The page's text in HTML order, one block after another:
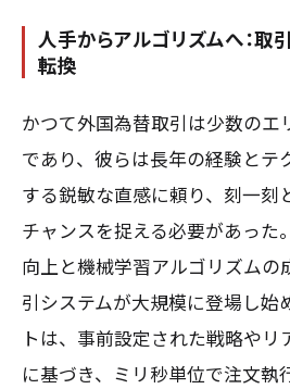
人手からアルゴリズムへ：取
転換
かつて外国為替取引は少数のエ
であり、彼らは長年の経験とテ
する鋭敏な直感に頼り、刻一刻
チャンスを捉える必要があった
向上と機械学習アルゴリズムの
引システムが大規模に登場し始
トは、事前設定された戦略や
に基づき、ミリ秒単位で注文執